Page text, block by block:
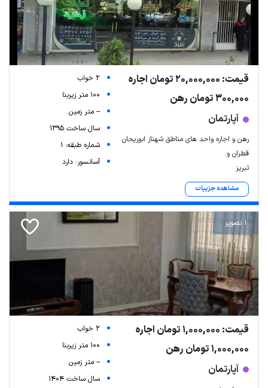
قیمت: 20,000,000 تومان اجاره
300,000 تومان رهن
آپارتمان
رهن و اجاره واحد های مناطق شهناز ابوریحان
قطران و.
تبریز
مشاهده جزییات
2 خواب
100 متر زیربنا
-- متر زمین
سال ساخت 1395
شماره طبقه: 1
آسانسور: دارد
1 تصویر
قیمت: 1,000,000 تومان اجاره
1,000,000 تومان رهن
آپارتمان
2 خواب
100 متر زیربنا
-- متر زمین
سال ساخت 1404